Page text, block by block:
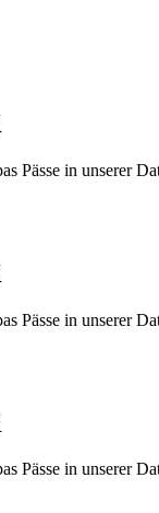
Pässe in unserer
Pässe in unserer
Pässe in unserer